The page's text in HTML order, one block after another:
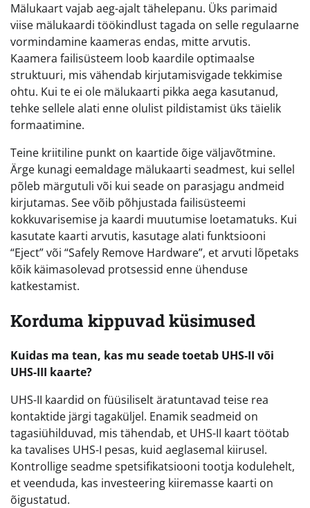
Mälukaart vajab aeg-ajalt tähelepanu. Üks parimaid
viise mälukaardi töökindlust tagada on selle regulaarne
vormindamine kaameras endas, mitte arvutis.
Kaamera failisüsteem loob kaardile optimaalse
struktuuri, mis vähendab kirjutamisvigade tekkimise
ohtu. Kui te ei ole mälukaarti pikka aega kasutanud,
tehke sellele alati enne olulist pildistamist üks täielik
formaatimine.
Teine kriitiline punkt on kaartide õige väljavõtmine.
Ärge kunagi eemaldage mälukaarti seadmest, kui sellel
põleb märgutuli või kui seade on parasjagu andmeid
kirjutamas. See võib põhjustada failisüsteemi
kokkuvarisemise ja kaardi muutumise loetamatuks. Kui
kasutate kaarti arvutis, kasutage alati funktsiooni
“Eject” või “Safely Remove Hardware”, et arvuti lõpetaks
kõik käimasolevad protsessid enne ühenduse
katkestamist.
Korduma kippuvad küsimused
Kuidas ma tean, kas mu seade toetab UHS-II või
UHS-III kaarte?
UHS-II kaardid on füüsiliselt äratuntavad teise rea
kontaktide järgi tagaküljel. Enamik seadmeid on
tagasiühilduvad, mis tähendab, et UHS-II kaart töötab
ka tavalises UHS-I pesas, kuid aeglasemal kiirusel.
Kontrollige seadme spetsifikatsiooni tootja kodulehelt,
et veenduda, kas investeering kiiremasse kaarti on
õigustatud.